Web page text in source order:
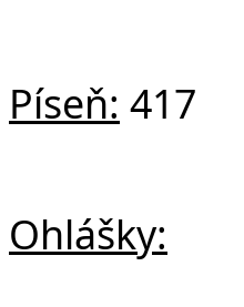
Píseň: 417
Ohlášky: